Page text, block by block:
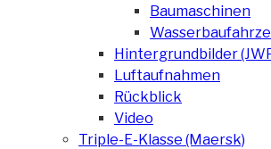
Baumaschinen
Hintergrundbilder
Luftaufnahmen
Rückblick
Video
Triple-E-Klasse (Maersk)